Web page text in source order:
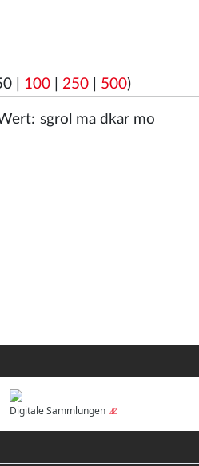
100 250 500)
Digitale Sammlungen